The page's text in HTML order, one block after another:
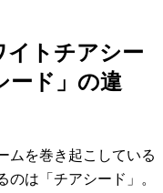
イトチアシー
ード」の違
ムを巻き起こしている
のは「チアシード」。